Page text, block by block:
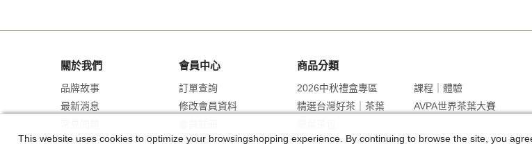
關於我們
品牌故事
最新消息
會員中心
訂單查詢
修改會員資料
商品分類
2026中秋禮盒專區
精選台灣好茶｜茶葉
課程｜體驗
AVPA世界茶葉大賽
This website uses cookies to optimize your browsingshopping experience. By continuing to browse the site, you